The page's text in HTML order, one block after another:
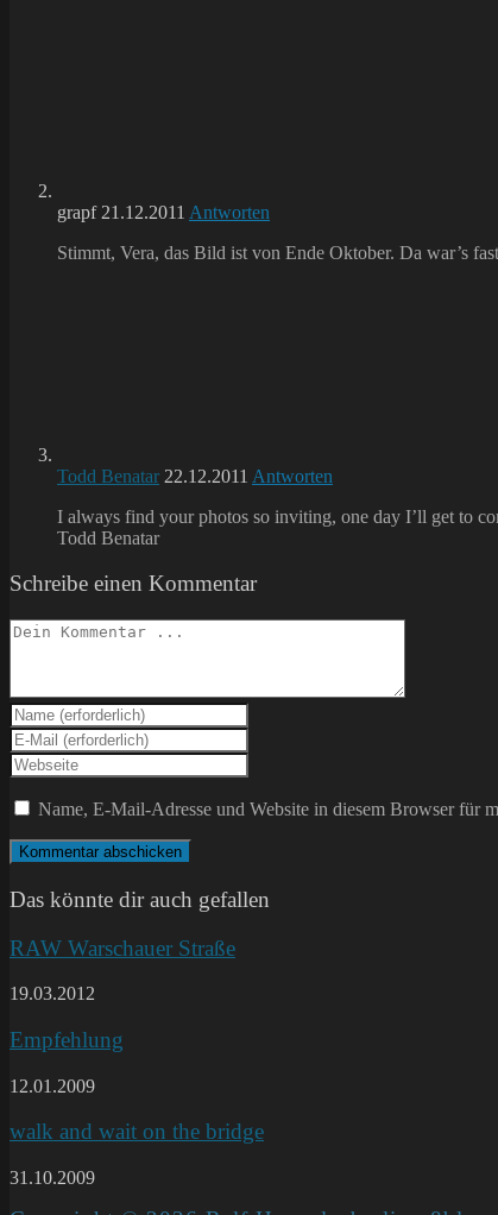
grapf 21.12.2011 Antworten
Stimmt, Vera, das Bild ist von Ende Oktober. Da war’s
Todd Benatar 22.12.2011 Antworten
I always find your photos so inviting, one day I’ll get to
Todd Benatar
Schreibe einen Kommentar
Kommentieren
Gib
deinen
Namen
oder
Benutzernamen
zum
Kommentieren
ein
Gib
deine
E-
Mail-
Adresse
zum
Kommentieren
Gib
deine
Website-
ein
(optional)
Name, E-Mail-Adresse und Website in diesem Browser für
Das könnte dir auch gefallen
RAW Warschauer Straße
19.03.2012
Empfehlung
12.01.2009
walk and wait on the bridge
31.10.2009